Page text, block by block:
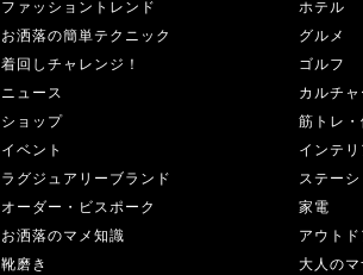
ファッショントレンド
お洒落の簡単テクニック
着回しチャレンジ！
ニュース
ショップ
イベント
ラグジュアリーブランド
オーダー・ビスポーク
お洒落のマメ知識
靴磨き
ホテル
グルメ
ゴルフ
カルチャ
筋トレ・
インテリ
ステー
家電
アウトド
大人のマ